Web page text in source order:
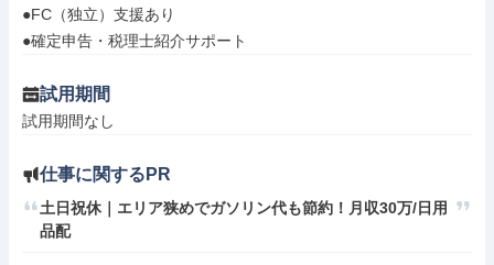
●FC（独立）支援あり
●確定申告・税理士紹介サポート
試用期間
試用期間なし
仕事に関するPR
土日祝休｜エリア狭めでガソリン代も節約！月収30万/日用
品配